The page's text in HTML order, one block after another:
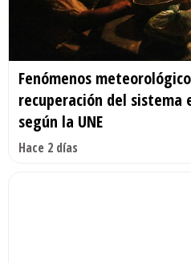
Fenómenos
recuperación del sistema
según la UNE
Hace 2 días